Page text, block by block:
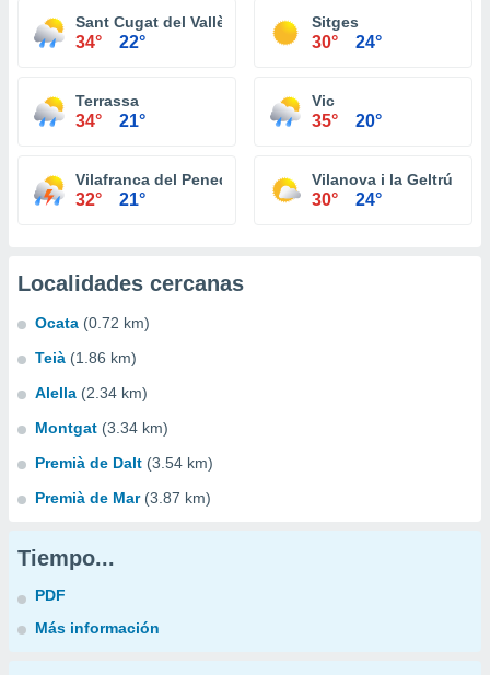
Sant Cugat del Vallès
34° 22°
Sitges
30° 24°
Terrassa
34° 21°
Vic
35° 20°
Vilafranca del Penedès
32° 21°
Vilanova i la Geltrú
30° 24°
Localidades cercanas
Ocata (0.72 km)
Teià (1.86 km)
Alella (2.34 km)
Montgat (3.34 km)
Premià de Dalt (3.54 km)
Premià de Mar (3.87 km)
Tiempo...
PDF
Más información